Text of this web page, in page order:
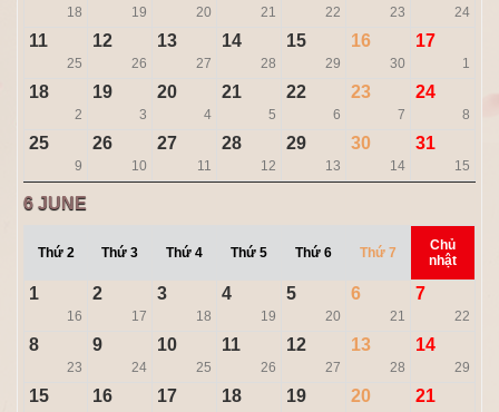
18 19 20 21 22 23 24
11
25
12
26
13
27
14
28
15
29
16
30
17
1
18
2
19
3
20
4
21
5
22
6
23
7
24
8
25
9
26
10
27
11
28
12
29
13
30
14
31
15
6 JUNE
Thứ 2 Thứ 3 Thứ 4 Thứ 5 Thứ 6 Thứ 7
Chủ
nhật
1
16
2
17
3
18
4
19
5
20
6
21
7
22
8
23
9
24
10
25
11
26
12
27
13
28
14
29
15 16 17 18 19 20 21